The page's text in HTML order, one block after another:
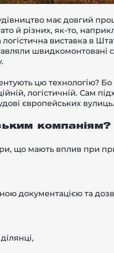
має довгий
й різних, як-то,
виставка в
швидкомонтовані
цю технологію?
логістичній. Сам
європейських вулиць.
компаніям?
що мають вплив при
документацією та